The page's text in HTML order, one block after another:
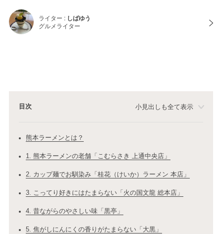
ライター : しばゆう
グルメライター
目次 小見出しも全て表示
熊本ラーメンとは？
1. 熊本ラーメンの老舗「こむらさき 上通中央店」
2. カップ麺でお馴染み「桂花（けいか）ラーメン 本店」
3. こってり好きにはたまらない「火の国文龍 総本店」
4. 昔ながらのやさしい味「黒亭」
5. 焦がしにんにくの香りがたまらない「大黒」